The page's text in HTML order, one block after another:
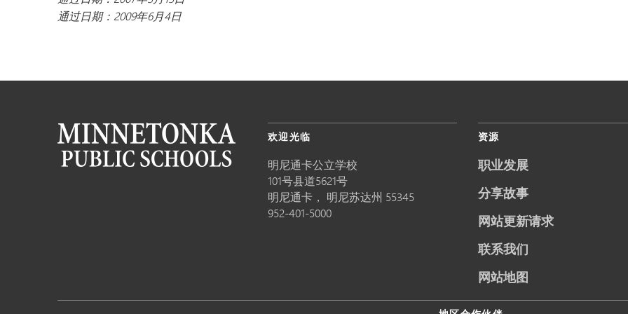
通过日期：2009年6月4日
欢迎光临
明尼通卡公立学校
101号县道5621号
明尼通卡， 明尼苏达州 55345
952-401-5000
资源
职业发展
分享故事
网站更新请求
联系我们
网站地图